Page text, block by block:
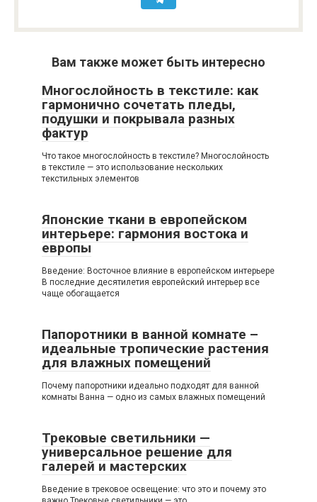
Вам также может быть интересно
Многослойность в текстиле: как
гармонично сочетать пледы,
подушки и покрывала разных
фактур
Что такое многослойность в текстиле? Многослойность
в текстиле — это использование нескольких
текстильных элементов
Японские ткани в европейском
интерьере: гармония востока и
европы
Введение: Восточное влияние в европейском интерьере
В последние десятилетия европейский интерьер все
чаще обогащается
Папоротники в ванной комнате –
идеальные тропические растения
для влажных помещений
Почему папоротники идеально подходят для ванной
комнаты Ванна — одно из самых влажных помещений
Трековые светильники —
универсальное решение для
галерей и мастерских
Введение в трековое освещение: что это и почему это